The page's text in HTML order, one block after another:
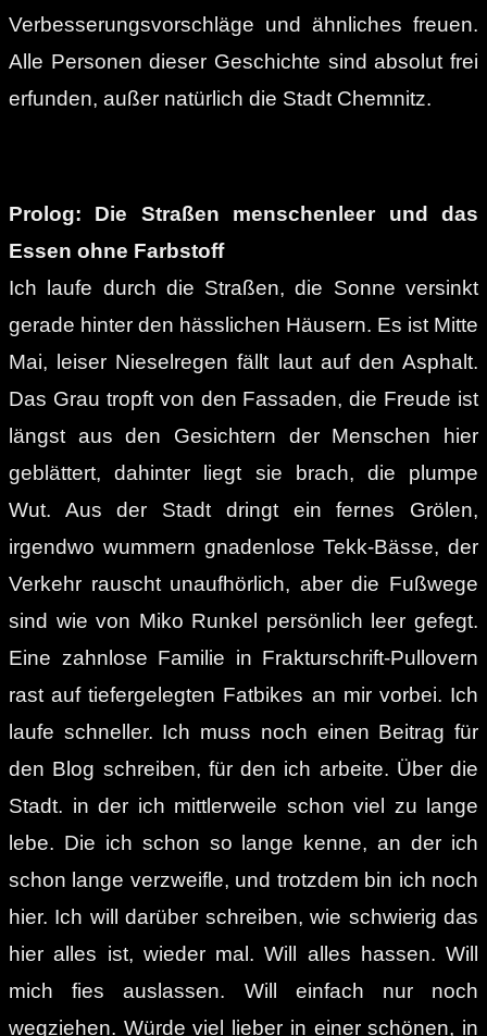
Verbesserungsvorschläge und ähnliches freuen.
Alle Personen dieser Geschichte sind absolut frei
erfunden, außer natürlich die Stadt Chemnitz.
Prolog: Die Straßen menschenleer und das
Essen ohne Farbstoff
Ich laufe durch die Straßen, die Sonne versinkt
gerade hinter den hässlichen Häusern. Es ist Mitte
Mai, leiser Nieselregen fällt laut auf den Asphalt.
Das Grau tropft von den Fassaden, die Freude ist
längst aus den Gesichtern der Menschen hier
geblättert, dahinter liegt sie brach, die plumpe
Wut. Aus der Stadt dringt ein fernes Grölen,
irgendwo wummern gnadenlose Tekk-Bässe, der
Verkehr rauscht unaufhörlich, aber die Fußwege
sind wie von Miko Runkel persönlich leer gefegt.
Eine zahnlose Familie in Frakturschrift-Pullovern
rast auf tiefergelegten Fatbikes an mir vorbei. Ich
laufe schneller. Ich muss noch einen Beitrag für
den Blog schreiben, für den ich arbeite. Über die
Stadt. in der ich mittlerweile schon viel zu lange
lebe. Die ich schon so lange kenne, an der ich
schon lange verzweifle, und trotzdem bin ich noch
hier. Ich will darüber schreiben, wie schwierig das
hier alles ist, wieder mal. Will alles hassen. Will
mich fies auslassen. Will einfach nur noch
wegziehen. Würde viel lieber in einer schönen, in